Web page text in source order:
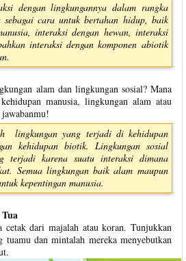
dengan lingkungannya dalam rangka
sebagai cara untuk bertahan hidup, baik
interaksi dengan hewan, interaksi
interaksi dengan komponen abiotik
alam dan lingkungan sosial? Mana
manusia, lingkungan alam atau
lingkungan yang terjadi di kehidupan
kehidupan biotik. Lingkungan sosial
terjadi karena suatu interaksi dimana
Semua lingkungan baik alam maupun
kepentingan manusia.
dari majalah atau koran. Tunjukkan
tuamu dan mintalah mereka menyebutkan